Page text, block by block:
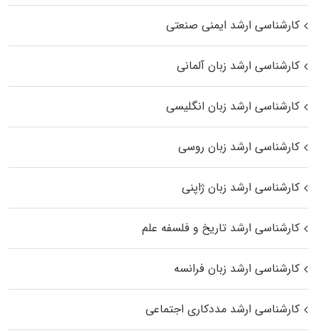
کارشناسی ارشد ایمنی صنعتی
کارشناسی ارشد زبان آلمانی
کارشناسی ارشد زبان انگلیسی
کارشناسی ارشد زبان روسی
کارشناسی ارشد زبان ژاپنی
کارشناسی ارشد تاریخ و فلسفه علم
کارشناسی ارشد زبان فرانسه
کارشناسی ارشد مددکاری اجتماعی